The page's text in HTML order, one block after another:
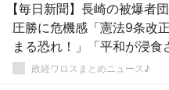
【毎日新聞】長崎の被爆者
圧勝に危機感「憲法9条改
まる恐れ！」「平和が浸食
518回目の座り込み
政経ワロスまとめニュース♪